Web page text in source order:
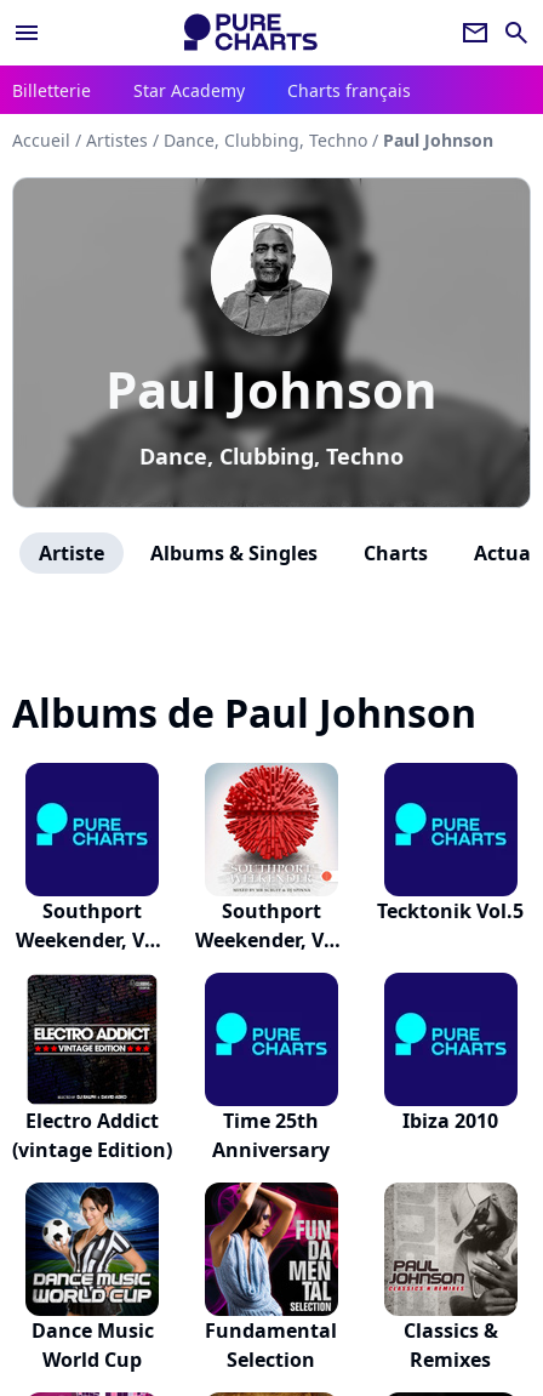
menu newsletter search
Billetterie Star Academy Charts français
Accueil / Artistes / Dance, Clubbing, Techno / Paul Johnson
Paul Johnson
Dance, Clubbing, Techno
Artiste Albums & Singles Charts
Albums de Paul Johnson
Southport
Weekender, Vol.
9
Southport
Weekender, Vol.
9
Tecktonik Vol.5
Electro Addict
(vintage Edition)
Time 25th
Anniversary
Ibiza 2010
Dance Music
World Cup
Fundamental
Selection
Classics &
Remixes